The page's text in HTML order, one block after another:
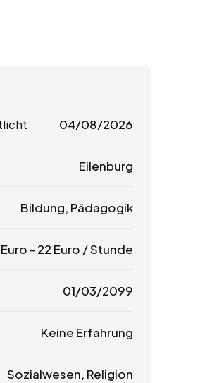
04/08/2026
Eilenburg
Bildung, Pädagogik
Euro - 22 Euro / Stunde
01/03/2099
Keine Erfahrung
Sozialwesen, Religion